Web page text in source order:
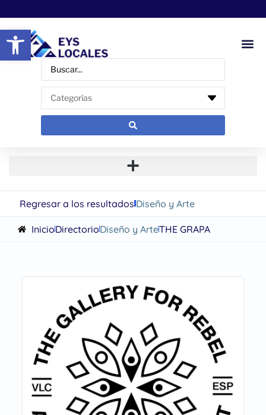
Abrir barra de herramientas
Regresar a los resultadosDiseño y Arte
InicioDirectorioDiseño y ArteTHE GRAPA